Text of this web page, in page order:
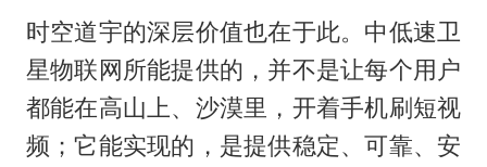
时空道宇的深层价值也在于此。中低速卫
星物联网所能提供的，并不是让每个用户
都能在高山上、沙漠里，开着手机刷短视
频；它能实现的，是提供稳定、可靠、安